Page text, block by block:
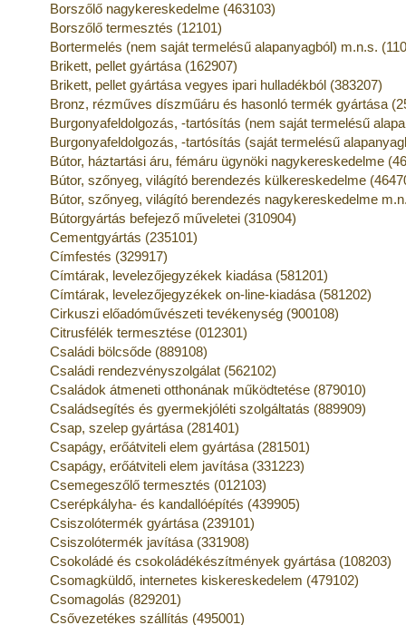
Borszőlő nagykereskedelme (463103)
Borszőlő termesztés (12101)
Bortermelés (nem saját termelésű alapanyagból) m.n.s.
Brikett, pellet gyártása (162907)
Brikett, pellet gyártása vegyes ipari hulladékból (383207)
Bronz, rézműves díszműáru és hasonló termék gyártása
Burgonyafeldolgozás, -tartósítás (nem saját termelésű
Burgonyafeldolgozás, -tartósítás (saját termelésű
Bútor, háztartási áru, fémáru ügynöki nagykereskedelme
Bútor, szőnyeg, világító berendezés külkereskedelme
Bútor, szőnyeg, világító berendezés nagykereskedelme
Bútorgyártás befejező műveletei (310904)
Cementgyártás (235101)
Címfestés (329917)
Címtárak, levelezőjegyzékek kiadása (581201)
Címtárak, levelezőjegyzékek on-line-kiadása (581202)
Cirkuszi előadóművészeti tevékenység (900108)
Citrusfélék termesztése (012301)
Családi bölcsőde (889108)
Családi rendezvényszolgálat (562102)
Családok átmeneti otthonának működtetése (879010)
Családsegítés és gyermekjóléti szolgáltatás (889909)
Csap, szelep gyártása (281401)
Csapágy, erőátviteli elem gyártása (281501)
Csapágy, erőátviteli elem javítása (331223)
Csemegeszőlő termesztés (012103)
Cserépkályha- és kandallóépítés (439905)
Csiszolótermék gyártása (239101)
Csiszolótermék javítása (331908)
Csokoládé és csokoládékészítmények gyártása (108203)
Csomagküldő, internetes kiskereskedelem (479102)
Csomagolás (829201)
Csővezetékes szállítás (495001)